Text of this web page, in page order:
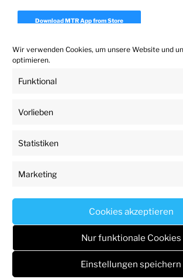
Wir verwenden Cookies, um unsere Website und
optimieren.
Funktional
Vorlieben
Statistiken
Marketing
Cookies akzeptieren
Nur funktionale Cookies
Einstellungen speichern
Download MTR App from Store
Download Realpresence Desktop
User
Profile
Stolz präsentiert von